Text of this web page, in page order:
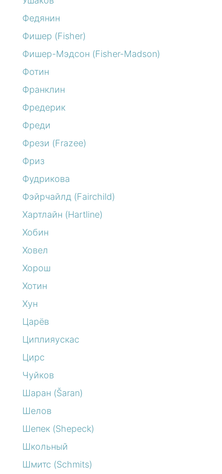
Федянин
Фишер (Fisher)
Фишер-Мэдсон (Fisher-Madson)
Фотин
Франклин
Фредерик
Фреди
Фрези (Frazee)
Фриз
Фудрикова
Фэйрчайлд (Fairchild)
Хартлайн (Hartline)
Хобин
Ховел
Хорош
Хотин
Хун
Царёв
Циплияускас
Цирс
Чуйков
Шаран (Šaran)
Шелов
Шепек (Shepeck)
Школьный
Шмитс (Schmits)